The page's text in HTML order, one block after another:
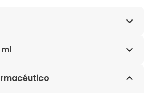
de Aluminio, Sesquiclorhidrato
Alantoína, Dimeticonol,